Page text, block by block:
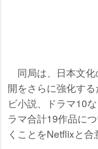
同局は、日本文化
開をさらに強化す
ビ小説、ドラマ10
ラマ合計19作品に
くことをNetflixと合